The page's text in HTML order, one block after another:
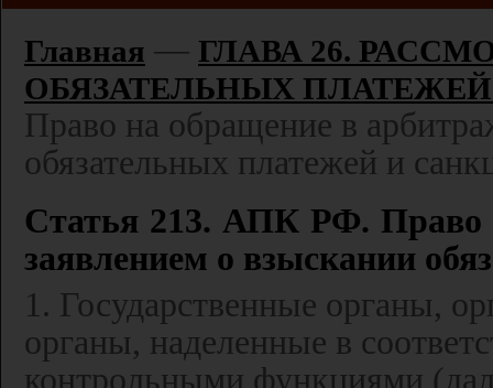
Главная — ГЛАВА 26.
ОБЯЗАТЕЛЬНЫХ
Право на обращение в
обязательных платежей и
Статья 213. АПК РФ. Право
заявлением о взыскании
1. Государственные органы,
органы, наделенные в
контрольными функциями